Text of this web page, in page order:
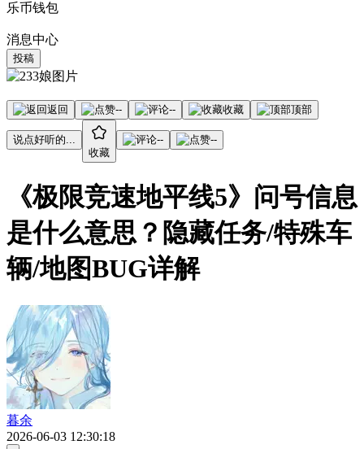
乐币钱包
消息中心
投稿
返回 -- -- 收藏 顶部
说点好听的...
收藏
-- --
《极限竞速地平线5》问号信息
是什么意思？隐藏任务/特殊车
辆/地图BUG详解
暮余
2026-06-03 12:30:18